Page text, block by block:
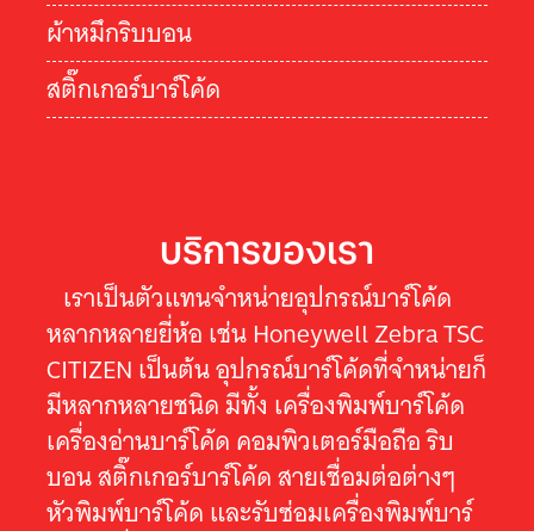
ผ้าหมึกริบบอน
สติ๊กเกอร์บาร์โค้ด
บริการของเรา
เราเป็นตัวแทนจำหน่ายอุปกรณ์บาร์โค้ด
หลากหลายยี่ห้อ เช่น Honeywell Zebra TSC
CITIZEN เป็นต้น อุปกรณ์บาร์โค้ดที่จำหน่ายก็
มีหลากหลายชนิด มีทั้ง เครื่องพิมพ์บาร์โค้ด
เครื่องอ่านบาร์โค้ด คอมพิวเตอร์มือถือ ริบ
บอน สติ๊กเกอร์บาร์โค้ด สายเชื่อมต่อต่างๆ
หัวพิมพ์บาร์โค้ด และรับซ่อมเครื่องพิมพ์บาร์